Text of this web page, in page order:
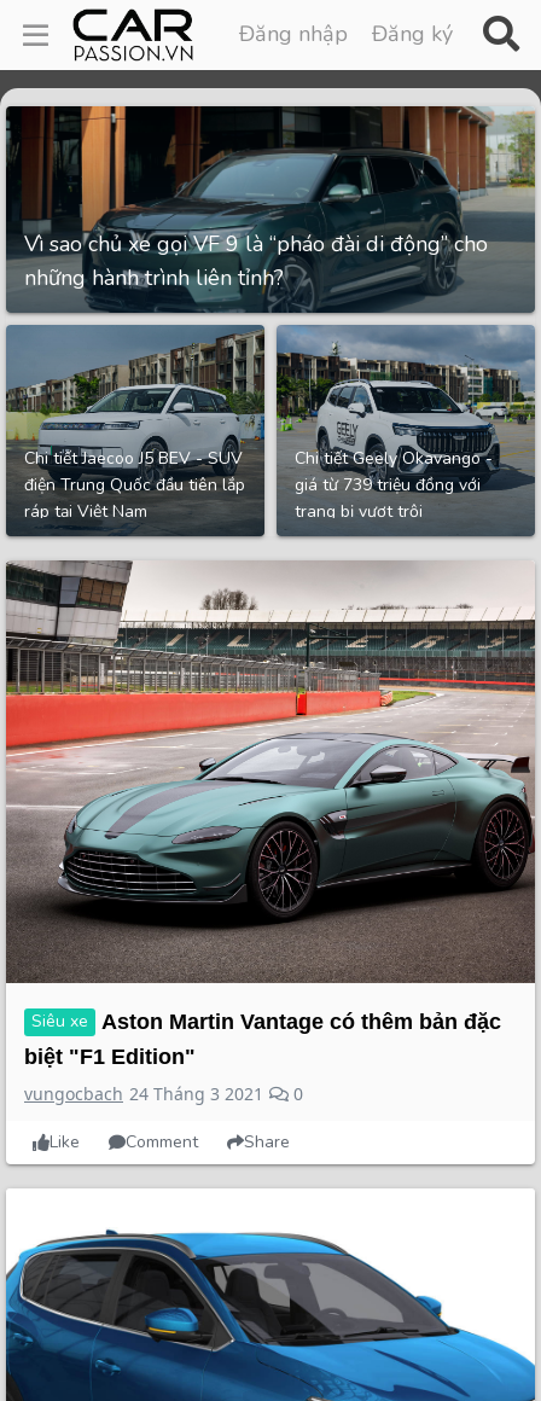
Đăng nhập Đăng ký
Vì sao chủ xe gọi VF 9 là “pháo đài di động” cho
những hành trình liên tỉnh?
Chi tiết Jaecoo J5 BEV - SUV
điện Trung Quốc đầu tiên lắp
ráp tại Việt Nam
Chi tiết Geely Okavango -
giá từ 739 triệu đồng với
trang bị vượt trội
Siêu xe
Aston Martin Vantage có thêm bản đặc
biệt "F1 Edition"
vungocbach 24 Tháng 3 2021 0
Like Comment Share